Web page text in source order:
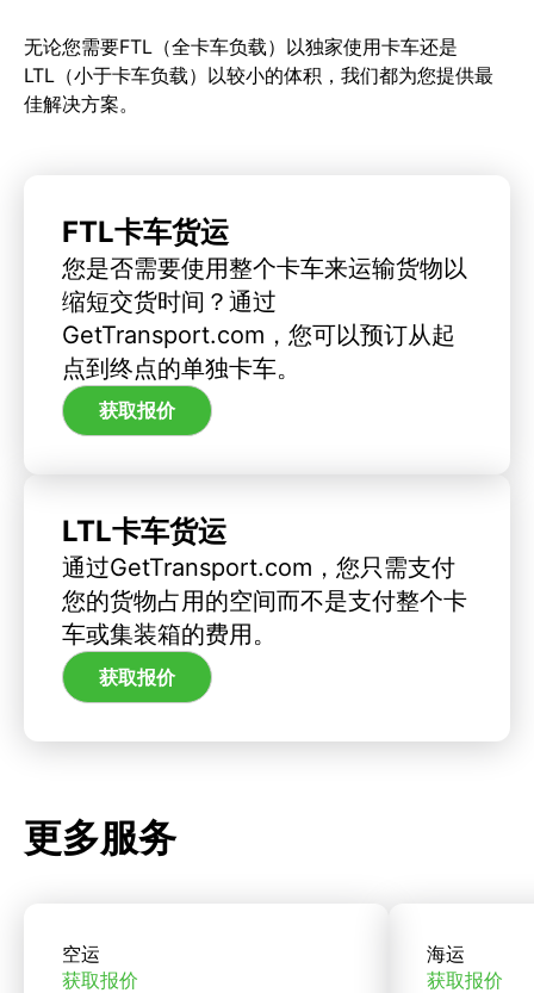
无论您需要FTL（全卡车负载）以独家使用卡车还是
LTL（小于卡车负载）以较小的体积，我们都为您提供最
佳解决方案。
FTL卡车货运
您是否需要使用整个卡车来运输货物以
缩短交货时间？通过
GetTransport.com，您可以预订从起
点到终点的单独卡车。
获取报价
LTL卡车货运
通过GetTransport.com，您只需支付
您的货物占用的空间而不是支付整个卡
车或集装箱的费用。
获取报价
更多服务
空运
获取报价
海运
获取报价